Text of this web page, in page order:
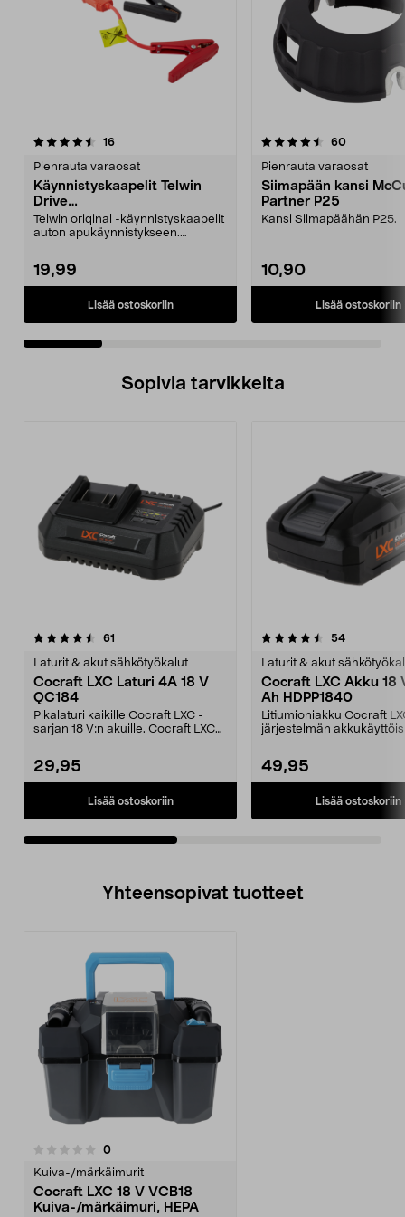
16arvostelut
Pienrauta varaosat
Käynnistyskaapelit Telwin
Drive
Mini/9000/13000/1250/150
0/1750, EC5
Telwin original -käynnistyskaapelit
auton apukäynnistykseen.
19,99
Lisää ostoskoriin
4.5 viidestä
60arvostelut
Pienrauta varaosat
Siimapään kansi
Partner P25
Kansi Siimapäähän P25.
10,90
Lisää ostoskoriin
5.0 viidestä
Sopivia tarvikkeita
61
Laturit & akut sähkötyökalut
Cocraft LXC Laturi 4A 18 V
QC184
Pikalaturi kaikille Cocraft LXC -
sarjan 18 V:n akuille. Cocraft LXC
29,95
Lisää ostoskoriin
4.5viidestä
54arvostelut
Laturit & akut
Cocraft LXC Akku 18
Ah HDPP1840
Litiumioniakku Cocraft
järjestelmän
49,95
Lisää ostoskoriin
5.0viidestä
Yhteensopivat tuotteet
0arvostelut
Kuiva-/märkäimurit
Cocraft LXC 18 V VCB18
Kuiva-/märkäimuri, HEPA